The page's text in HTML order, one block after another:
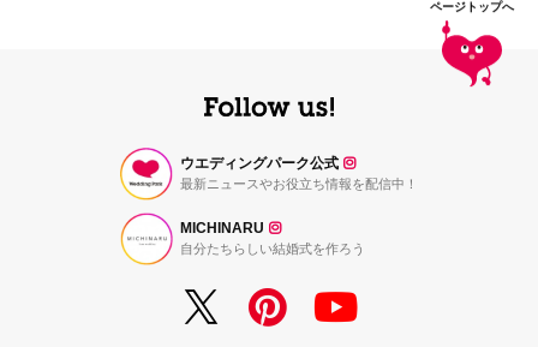
ページトップへ
ウエディングパーク公式
最新ニュースやお役立ち情報を配信中！
MICHINARU
自分たちらしい結婚式を作ろう